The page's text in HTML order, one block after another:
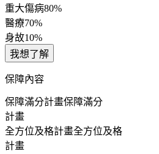
重大傷病80%
醫療70%
身故10%
我想了解
保障內容
保障滿分計畫保障滿分
計畫
全方位及格計畫全方位及格
計畫